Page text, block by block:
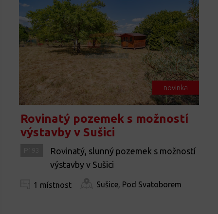
novinka
Rovinatý pozemek s možností
výstavby v Sušici
Rovinatý, slunný pozemek s možností
výstavby v Sušici
1 místnost Sušice, Pod Svatoborem